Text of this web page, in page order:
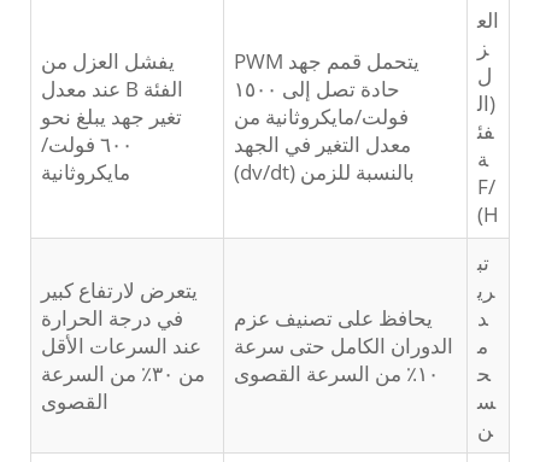
الع
ز
ل
(ال
فئ
ة
F/
H)
يتحمل قمم جهد PWM
حادة تصل إلى ١٥٠٠
فولت/مايكروثانية من
معدل التغير في الجهد
بالنسبة للزمن (dv/dt)
يفشل العزل من
الفئة B عند معدل
تغير جهد يبلغ نحو
٦٠٠ فولت/
مايكروثانية
تب
ري
د
م
ح
س
ن
يحافظ على تصنيف عزم
الدوران الكامل حتى سرعة
١٠٪ من السرعة القصوى
يتعرض لارتفاع كبير
في درجة الحرارة
عند السرعات الأقل
من ٣٠٪ من السرعة
القصوى